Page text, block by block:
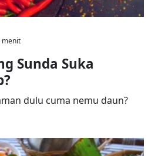
menit
Sunda Suka
dulu cuma nemu daun?